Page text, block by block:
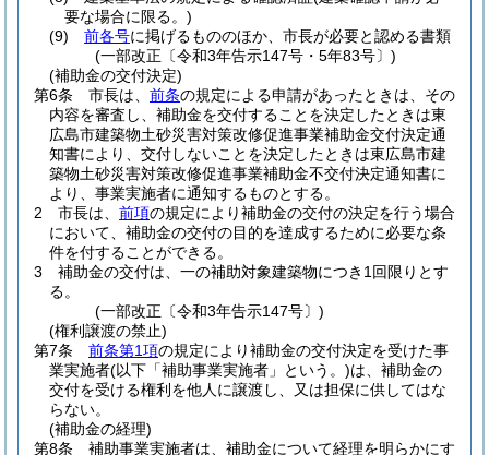
要な場合に限る。)
(9)
前各号に掲げるもののほか、市長が必要と認める書類
(一部改正〔令和3年告示147号・5年83号〕)
(補助金の交付決定)
第6条
市長は、 前条の規定による申請があったときは、その
内容を審査し、補助金を交付することを決定したときは東
広島市建築物土砂災害対策改修促進事業補助金交付決定通
知書により、交付しないことを決定したときは東広島市建
築物土砂災害対策改修促進事業補助金不交付決定通知書に
より、事業実施者に通知するものとする。
2
市長は、 前項の規定により補助金の交付の決定を行う場合
において、補助金の交付の目的を達成するために必要な条
件を付することができる。
3
補助金の交付は、一の補助対象建築物につき1回限りとす
る。
(一部改正〔令和3年告示147号〕)
(権利譲渡の禁止)
第7条
前条第1項の規定により補助金の交付決定を受けた事
業実施者(以下「補助事業実施者」という。)は、補助金の
交付を受ける権利を他人に譲渡し、又は担保に供してはな
らない。
(補助金の経理)
第8条
補助事業実施者は、補助金について経理を明らかにす